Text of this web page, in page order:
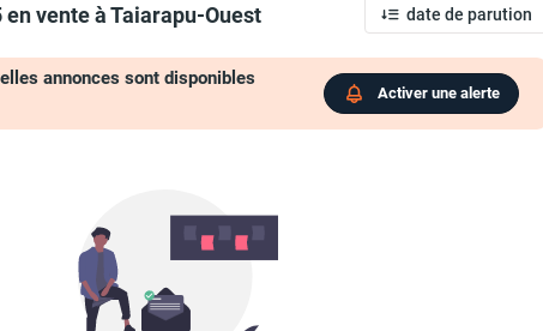
en venteà Taiarapu-Ouest date de parution
annonces sont disponibles
Activer une alerte